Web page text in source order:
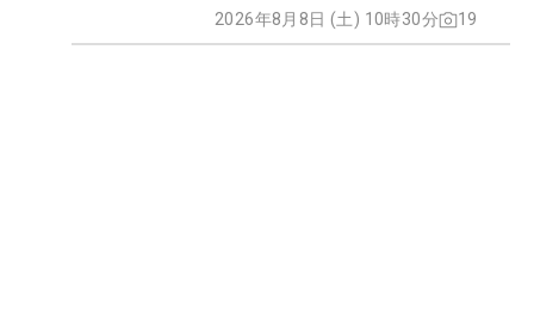
2026年8月8日 (土) 10時30分 19